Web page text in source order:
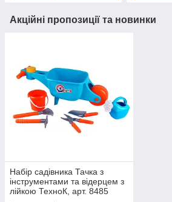
Акційні пропозиції та новинки
Набір садівника Тачка з
інструментами та відерцем з
лійкою ТехноК, арт. 8485